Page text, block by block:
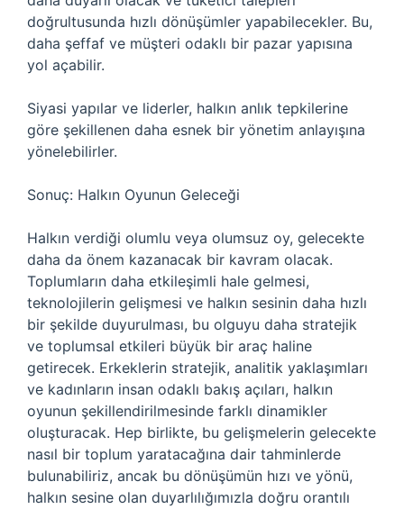
doğrultusunda hızlı dönüşümler yapabilecekler. Bu,
daha şeffaf ve müşteri odaklı bir pazar yapısına
yol açabilir.
Siyasi yapılar ve liderler, halkın anlık tepkilerine
göre şekillenen daha esnek bir yönetim anlayışına
yönelebilirler.
Sonuç: Halkın Oyunun Geleceği
Halkın verdiği olumlu veya olumsuz oy, gelecekte
daha da önem kazanacak bir kavram olacak.
Toplumların daha etkileşimli hale gelmesi,
teknolojilerin gelişmesi ve halkın sesinin daha hızlı
bir şekilde duyurulması, bu olguyu daha stratejik
ve toplumsal etkileri büyük bir araç haline
getirecek. Erkeklerin stratejik, analitik yaklaşımları
ve kadınların insan odaklı bakış açıları, halkın
oyunun şekillendirilmesinde farklı dinamikler
oluşturacak. Hep birlikte, bu gelişmelerin gelecekte
nasıl bir toplum yaratacağına dair tahminlerde
bulunabiliriz, ancak bu dönüşümün hızı ve yönü,
halkın sesine olan duyarlılığımızla doğru orantılı